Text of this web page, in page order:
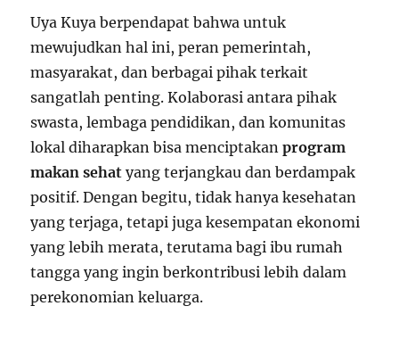
Uya Kuya berpendapat bahwa untuk
mewujudkan hal ini, peran pemerintah,
masyarakat, dan berbagai pihak terkait
sangatlah penting. Kolaborasi antara pihak
swasta, lembaga pendidikan, dan komunitas
lokal diharapkan bisa menciptakanprogram
makan sehat yang terjangkau dan berdampak
positif. Dengan begitu, tidak hanya kesehatan
yang terjaga, tetapi juga kesempatan ekonomi
yang lebih merata, terutama bagi ibu rumah
tangga yang ingin berkontribusi lebih dalam
perekonomian keluarga.